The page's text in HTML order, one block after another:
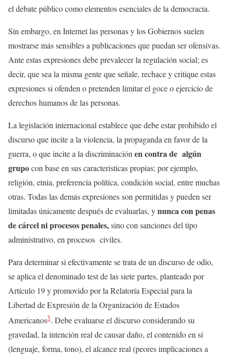
el debate público como elementos esenciales de la democracia.
Sin embargo, en Internet las personas y los Gobiernos suelen
mostrarse más sensibles a publicaciones que puedan ser ofensivas.
Ante estas expresiones debe prevalecer la regulación social; es
decir, que sea la misma gente que señale, rechace y critique estas
expresiones si ofenden o pretenden limitar el goce o ejercicio de
derechos humanos de las personas.
La legislación internacional establece que debe estar prohibido el
discurso que incite a la violencia, la propaganda en favor de la
guerra, o que incite a la discriminación en contra de algún
grupocon base en sus características propias; por ejemplo,
religión, etnia, preferencia política, condición social, entre muchas
otras. Todas las demás expresiones son permitidas y pueden ser
limitadas únicamente después de evaluarlas, ynunca con penas
de cárcel ni procesos penales,sino con sanciones del tipo
administrativo, en procesos civiles.
Para determinar si efectivamente se trata de un discurso de odio,
se aplica el denominado test de las siete partes, planteado por
Artículo 19 y promovido por la Relatoría Especial para la
Libertad de Expresión de la Organización de Estados
Americanos3. Debe evaluarse el discurso considerando su
gravedad, la intención real de causar daño, el contenido en sí
(lenguaje, forma, tono), el alcance real (peores implicaciones a